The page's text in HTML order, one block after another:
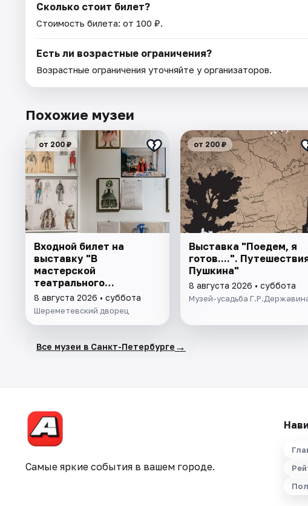
Сколько стоит билет?
Стоимость билета: от 100 ₽.
Есть ли возрастные ограничения?
Возрастные ограничения уточняйте у организаторов.
Похожие музеи
от 200 ₽
Входной билет на
выставку "В
мастерской
театрального
художника"
8 августа 2026 • суббота
Шереметевский дворец
от 200 ₽
Выставка "Поедем, я
готов....".
Пушкина"
8 августа 2026 • суббота
Музей-усадьба
Все музеи в Санкт-Петербурге →
Самые яркие события в вашем городе.